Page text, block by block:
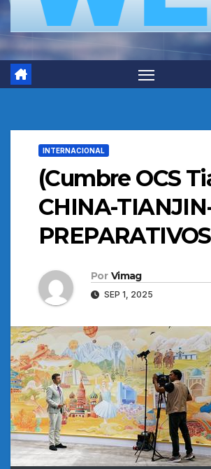
INTERNACIONAL
(Cumbre OCS
CHINA-
PREPARATIVOS
Por Vimag
SEP 1, 2025